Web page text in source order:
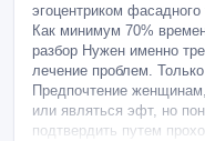
эгоцентриком
Как минимум 70%
разбор Нужен именно
лечение проблем.
Предпочтение
или являться эфт, но
подтвердить путем